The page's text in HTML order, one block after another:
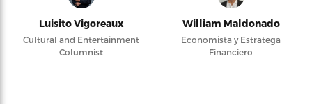
Luisito Vigoreaux
Cultural and Entertainment
Columnist
William Maldonado
Economista y Estratega
Financiero